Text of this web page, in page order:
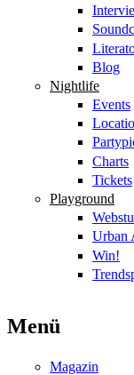
Blog
Nightlife
Events
Charts
Tickets
Playground
Urban
Win!
Menü
Magazin